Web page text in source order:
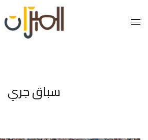
سباق جري